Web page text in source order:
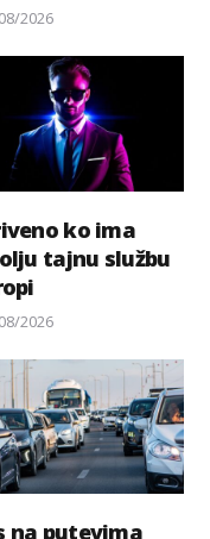
2026
ko ima
tajnu službu
2026
na putevima